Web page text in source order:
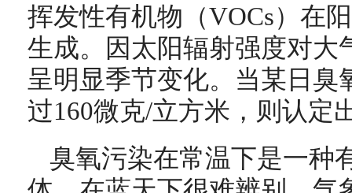
挥发性有机物（VOCs）在
生成。因太阳辐射强度对大
呈明显季节变化。当某日臭
过160微克/立方米，则认定
臭氧污染在常温下是一种